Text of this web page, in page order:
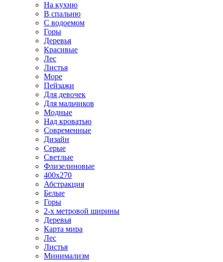
На кухню
В спальню
С водоемом
Горы
Деревья
Красивые
Лес
Листья
Море
Пейзажи
Для девочек
Для мальчиков
Модные
Над кроватью
Современные
Дизайн
Серые
Светлые
Флизелиновые
400х270
Абстракция
Белые
Горы
2-х метровой ширины
Деревья
Карта мира
Лес
Листья
Минимализм